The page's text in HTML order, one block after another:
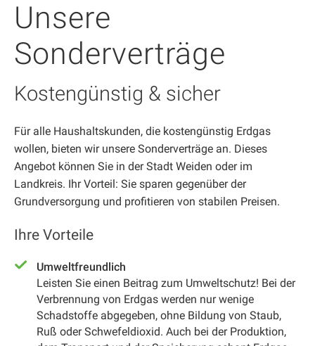
Unsere
Sonderverträge
Kostengünstig & sicher
Für alle Haushaltskunden, die kostengünstig Erdgas
wollen, bieten wir unsere Sonderverträge an. Dieses
Angebot können Sie in der Stadt Weiden oder im
Landkreis. Ihr Vorteil: Sie sparen gegenüber der
Grundversorgung und profitieren von stabilen Preisen.
Ihre Vorteile
Umweltfreundlich
Leisten Sie einen Beitrag zum Umweltschutz! Bei der
Verbrennung von Erdgas werden nur wenige
Schadstoffe abgegeben, ohne Bildung von Staub,
Ruß oder Schwefeldioxid. Auch bei der Produktion,